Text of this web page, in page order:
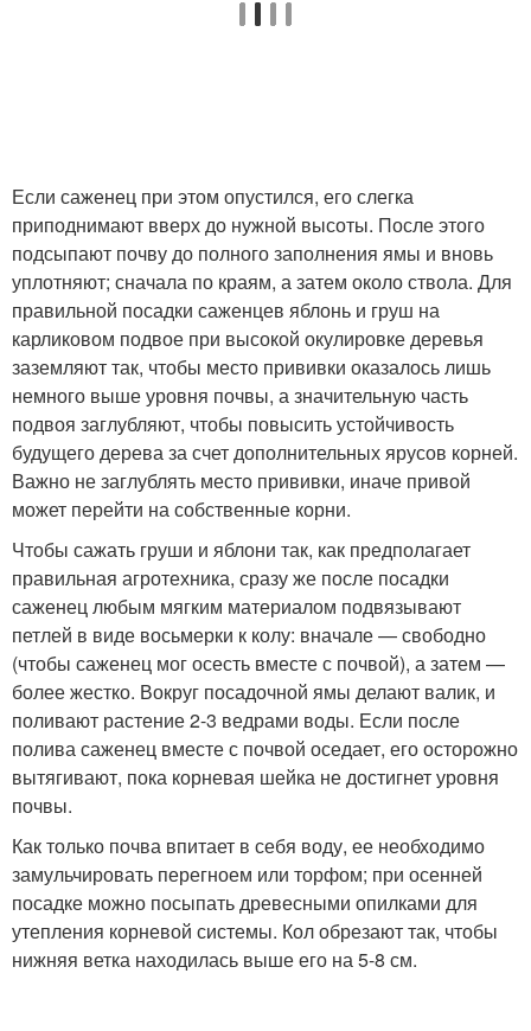
Если саженец при этом опустился, его слегка
приподнимают вверх до нужной высоты. После этого
подсыпают почву до полного заполнения ямы и вновь
уплотняют; сначала по краям, а затем около ствола. Для
правильной посадки саженцев яблонь и груш на
карликовом подвое при высокой окулировке деревья
заземляют так, чтобы место прививки оказалось лишь
немного выше уровня почвы, а значительную часть
подвоя заглубляют, чтобы повысить устойчивость
будущего дерева за счет дополнительных ярусов корней.
Важно не заглублять место прививки, иначе привой
может перейти на собственные корни.
Чтобы сажать груши и яблони так, как предполагает
правильная агротехника, сразу же после посадки
саженец любым мягким материалом подвязывают
петлей в виде восьмерки к колу: вначале — свободно
(чтобы саженец мог осесть вместе с почвой), а затем —
более жестко. Вокруг посадочной ямы делают валик, и
поливают растение 2-3 ведрами воды. Если после
полива саженец вместе с почвой оседает, его осторожно
вытягивают, пока корневая шейка не достигнет уровня
почвы.
Как только почва впитает в себя воду, ее необходимо
замульчировать перегноем или торфом; при осенней
посадке можно посыпать древесными опилками для
утепления корневой системы. Кол обрезают так, чтобы
нижняя ветка находилась выше его на 5-8 см.